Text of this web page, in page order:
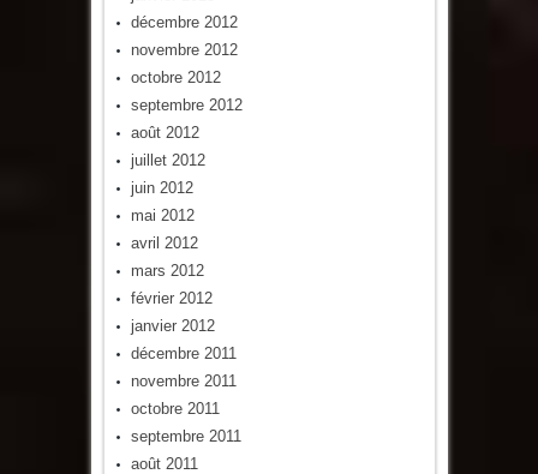
décembre 2012
novembre 2012
octobre 2012
septembre 2012
août 2012
juillet 2012
juin 2012
mai 2012
avril 2012
mars 2012
février 2012
janvier 2012
décembre 2011
novembre 2011
octobre 2011
septembre 2011
août 2011